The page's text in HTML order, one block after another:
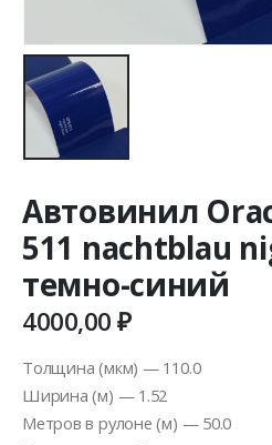
Автовинил
511 nachtblau
темно-синий
4000,00₽
Толщина (мкм) — 110.0
Ширина (м) — 1.52
Метров в рулоне (м) — 50.0